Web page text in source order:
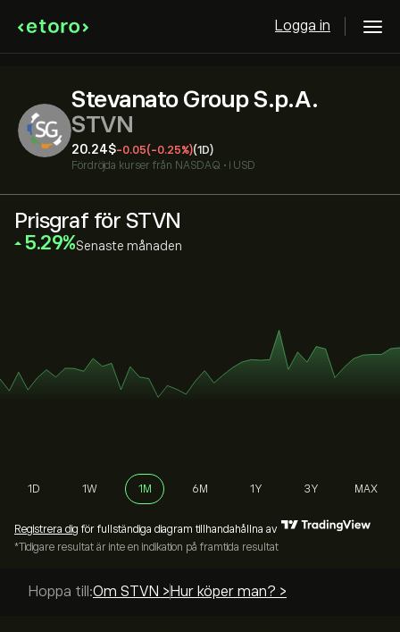
Logga in
Stevanato Group S.p.A.
STVN
20.24‎$‎-0.05(-0.25%)(1D)
Fördröjda kurser från NASDAQ • i USD
Prisgraf för STVN
‎5.29‎ Senaste månaden
1D 1W 1M 6M 1Y 3Y MAX
Registrera dig för fullständiga diagram tillhandahållna av
*Tidigare resultat är inte en indikation på framtida resultat
Hoppa till:Om STVN > Hur köper man? >